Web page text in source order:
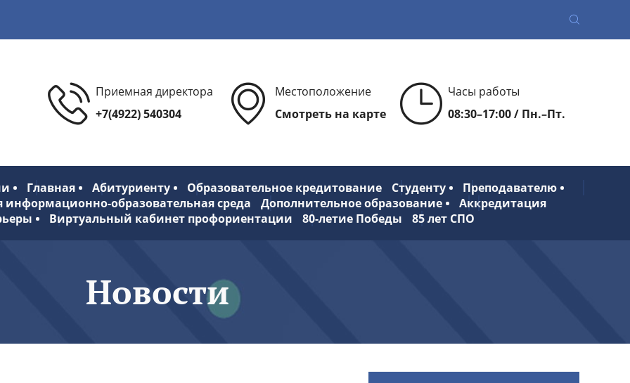
Приемная директора
+7(4922) 540304
Местоположение
Смотреть на карте
Часы работы
08:30–17:00 / Пн.–Пт.
Главная Абитуриенту Образовательное кредитование Студенту
Преподавателю
информационно-образовательная среда
Дополнительное образование
Аккредитация
Виртуальный кабинет профориентации 80-летие Победы 85 лет СПО
Новости